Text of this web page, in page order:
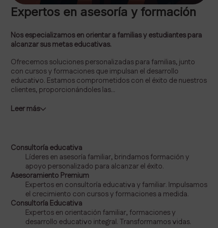
Expertos en asesoría y formación
Nos especializamos en orientar a familias y estudiantes para
alcanzar sus metas educativas.
Ofrecemos soluciones personalizadas para familias, junto
con cursos y formaciones que impulsan el desarrollo
educativo. Estamos comprometidos con el éxito de nuestros
clientes, proporcionándoles las...
Leer más
Consultoría educativa
Líderes en asesoría familiar, brindamos formación y
apoyo personalizado para alcanzar el éxito.
Asesoramiento Premium
Expertos en consultoría educativa y familiar. Impulsamos
el crecimiento con cursos y formaciones a medida.
Consultoría Educativa
Expertos en orientación familiar, formaciones y
desarrollo educativo integral. Transformamos vidas.